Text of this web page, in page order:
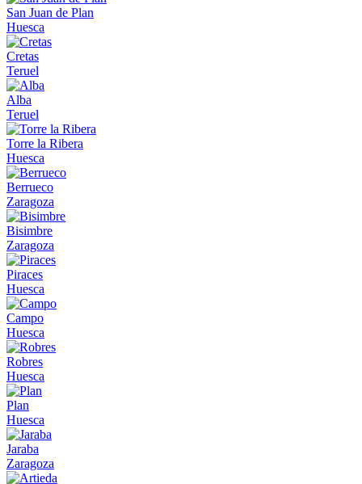
San Juan de Plan
Huesca
Cretas
Teruel
Alba
Teruel
Torre la Ribera
Huesca
Berrueco
Zaragoza
Bisimbre
Zaragoza
Piraces
Huesca
Campo
Huesca
Robres
Huesca
Plan
Huesca
Jaraba
Zaragoza